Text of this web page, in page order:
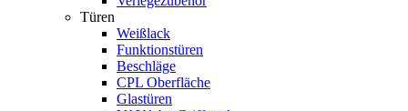
Türen
Weißlack
Funktionstüren
Beschläge
CPL Oberfläche
Glastüren